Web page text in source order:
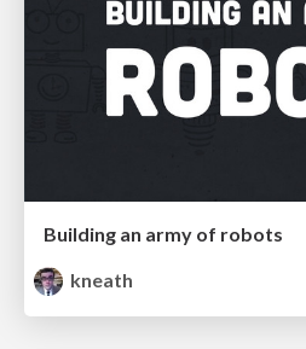
Building an army of robots
kneath